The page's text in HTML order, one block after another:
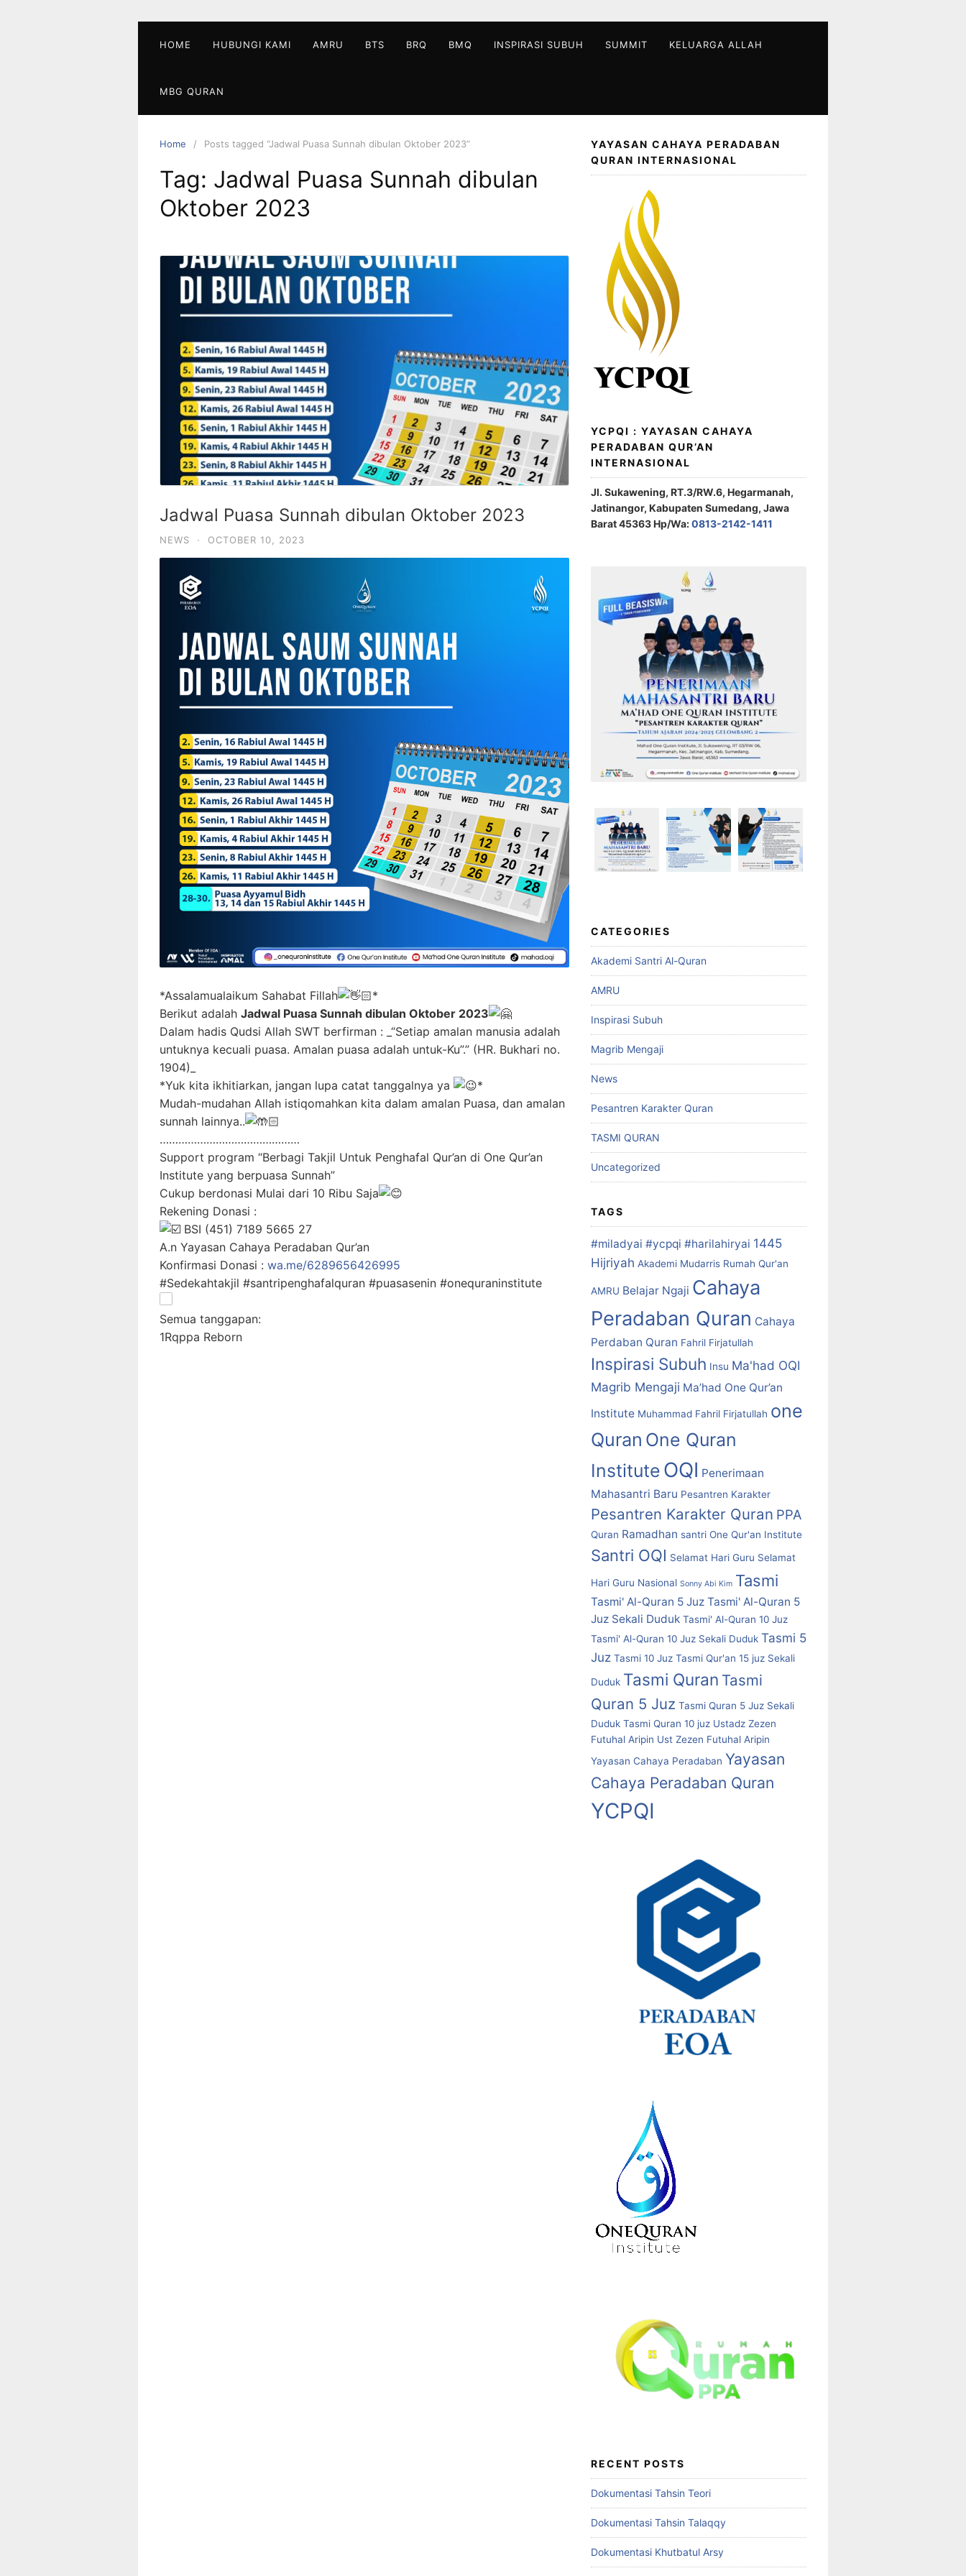
HOME HUBUNGI KAMI AMRU BTS BRQ BMQ INSPIRASI SUBUH SUMMIT KELUARGA ALLAH
MBG QURAN
Home Posts tagged “Jadwal Puasa Sunnah dibulan Oktober 2023”
Tag: Jadwal Puasa Sunnah dibulan
Oktober 2023
Jadwal Puasa Sunnah dibulan Oktober 2023
NEWS · OCTOBER 10, 2023
*Assalamualaikum Sahabat Fillah
*
Berikut adalah Jadwal Puasa Sunnah dibulan Oktober 2023
Dalam hadis Qudsi Allah SWT berfirman : _“Setiap amalan manusia adalah
untuknya kecuali puasa. Amalan puasa adalah untuk-Ku”.” (HR. Bukhari no.
1904)_
*Yuk kita ikhitiarkan, jangan lupa catat tanggalnya ya
*
Mudah-mudahan Allah istiqomahkan kita dalam amalan Puasa, dan amalan
sunnah lainnya..
………………………………………
Support program “Berbagi Takjil Untuk Penghafal Qur’an di One Qur’an
Institute yang berpuasa Sunnah”
Cukup berdonasi Mulai dari 10 Ribu Saja
Rekening Donasi :
BSI (451) 7189 5665 27
A.n Yayasan Cahaya Peradaban Qur’an
Konfirmasi Donasi : wa.me/6289656426995
#Sedekahtakjil #santripenghafalquran #puasasenin #onequraninstitute
Semua tanggapan:
1Rqppa Reborn
YAYASAN CAHAYA PERADABAN
QURAN INTERNASIONAL
YCPQI : YAYASAN CAHAYA
PERADABAN QUR’AN
INTERNASIONAL
Jl. Sukawening, RT.3/RW.6, Hegarmanah,
Jatinangor, Kabupaten Sumedang, Jawa
Barat 45363 Hp/Wa:0813-2142-1411
CATEGORIES
Akademi Santri Al-Quran
AMRU
Inspirasi Subuh
Magrib Mengaji
News
Pesantren Karakter Quran
TASMI QURAN
Uncategorized
TAGS
#miladyai #ycpqi #harilahiryai 1445
Hijriyah Akademi Mudarris Rumah Qur'an
AMRU Belajar Ngaji Cahaya
Peradaban Quran Cahaya
Perdaban Quran Fahril Firjatullah
Inspirasi Subuh Insu Ma'had OQI
Magrib Mengaji Ma’had One Qur’an
Institute Muhammad Fahril Firjatullah one
Quran One Quran
Institute OQI Penerimaan
Mahasantri Baru Pesantren Karakter
Pesantren Karakter Quran PPA
Quran Ramadhan santri One Qur'an Institute
Santri OQI Selamat Hari Guru Selamat
Hari Guru Nasional Sonny Abi Kim Tasmi
Tasmi' Al-Quran 5 Juz Tasmi' Al-Quran 5
Juz Sekali Duduk Tasmi' Al-Quran 10 Juz
Tasmi' Al-Quran 10 Juz Sekali Duduk Tasmi 5
Juz Tasmi 10 Juz Tasmi Qur'an 15 juz Sekali
Duduk Tasmi Quran Tasmi
Quran 5 Juz Tasmi Quran 5 Juz Sekali
Duduk Tasmi Quran 10 juz Ustadz Zezen
Futuhal Aripin Ust Zezen Futuhal Aripin
Yayasan Cahaya Peradaban Yayasan
Cahaya Peradaban Quran
YCPQI
RECENT POSTS
Dokumentasi Tahsin Teori
Dokumentasi Tahsin Talaqqy
Dokumentasi Khutbatul Arsy